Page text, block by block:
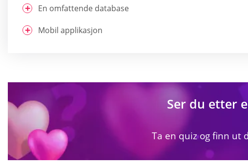
En omfattende database
Mobil applikasjon
Ser du etter
Ta en quiz og finn ut